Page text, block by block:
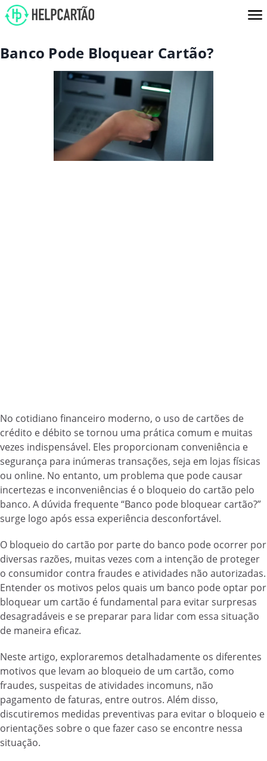
Banco Pode Bloquear Cartão?
No cotidiano financeiro moderno, o uso de cartões de
crédito e débito se tornou uma prática comum e muitas
vezes indispensável. Eles proporcionam conveniência e
segurança para inúmeras transações, seja em lojas físicas
ou online. No entanto, um problema que pode causar
incertezas e inconveniências é o bloqueio do cartão pelo
banco. A dúvida frequente “Banco pode bloquear cartão?”
surge logo após essa experiência desconfortável.
O bloqueio do cartão por parte do banco pode ocorrer por
diversas razões, muitas vezes com a intenção de proteger
o consumidor contra fraudes e atividades não autorizadas.
Entender os motivos pelos quais um banco pode optar por
bloquear um cartão é fundamental para evitar surpresas
desagradáveis e se preparar para lidar com essa situação
de maneira eficaz.
Neste artigo, exploraremos detalhadamente os diferentes
motivos que levam ao bloqueio de um cartão, como
fraudes, suspeitas de atividades incomuns, não
pagamento de faturas, entre outros. Além disso,
discutiremos medidas preventivas para evitar o bloqueio e
orientações sobre o que fazer caso se encontre nessa
situação.